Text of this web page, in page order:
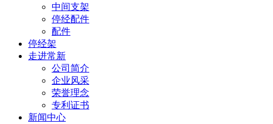
中间支架
停经配件
配件
停经架
走进常新
公司简介
企业风采
荣誉理念
专利证书
新闻中心